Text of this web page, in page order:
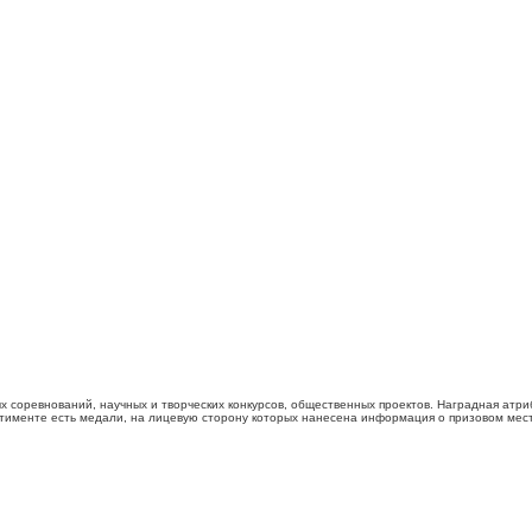
научных и творческих конкурсов, общественных проектов. Наградная
есть медали, на лицевую сторону которых нанесена информация о призовом